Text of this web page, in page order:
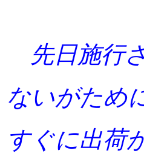
先日施行
ないがため
すぐに出荷